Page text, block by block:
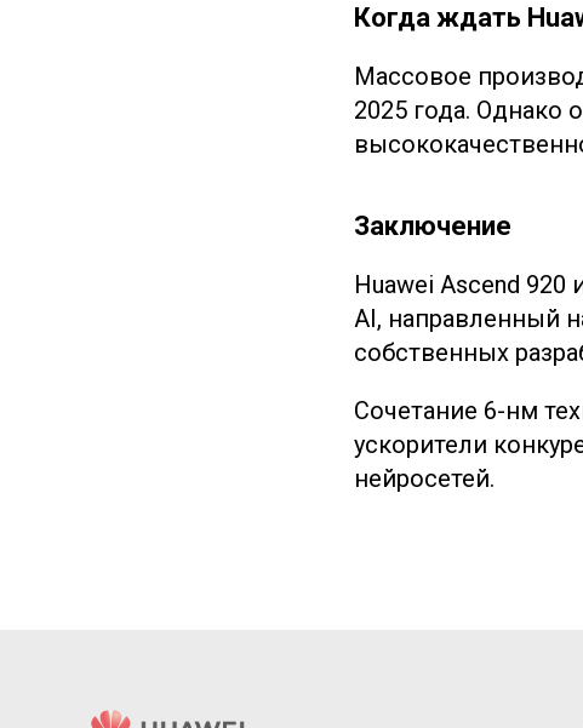
Когда ждать
Массовое
2025 года. Однако
Заключение
Huawei Ascend
AI, направленный
собственных
Сочетание 6-нм
ускорители
нейросетей.